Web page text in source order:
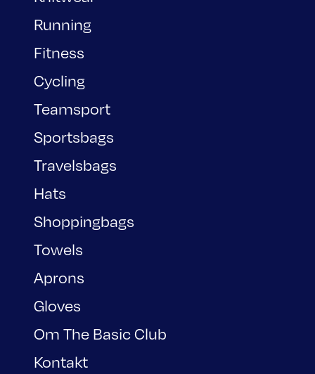
Running
Fitness
Cycling
Teamsport
Sportsbags
Travelsbags
Hats
Shoppingbags
Towels
Aprons
Gloves
Om The Basic Club
Kontakt